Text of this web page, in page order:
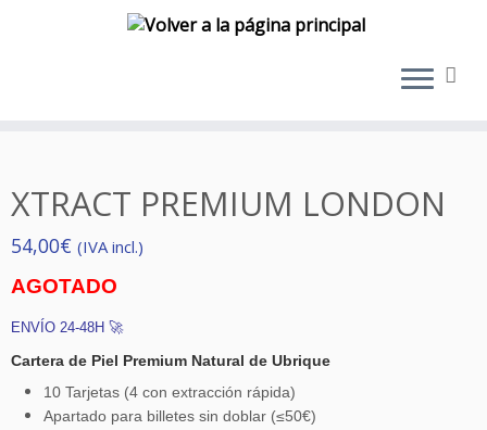
XTRACT PREMIUM LONDON
54,00€ (IVA incl.)
AGOTADO
ENVÍO 24-48H 🚀
Cartera de Piel Premium Natural de Ubrique
10 Tarjetas (4 con extracción rápida)
Apartado para billetes sin doblar (≤50€)